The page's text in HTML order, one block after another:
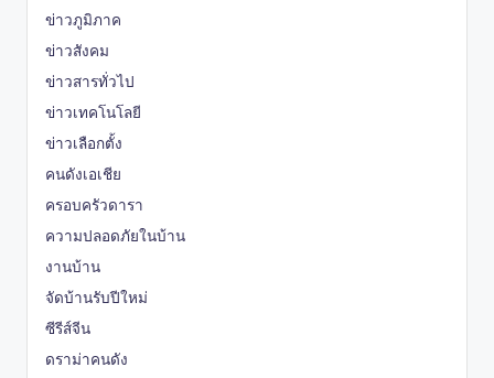
ข่าวภูมิภาค
ข่าวสังคม
ข่าวสารทั่วไป
ข่าวเทคโนโลยี
ข่าวเลือกตั้ง
คนดังเอเชีย
ครอบครัวดารา
ความปลอดภัยในบ้าน
งานบ้าน
จัดบ้านรับปีใหม่
ซีรีส์จีน
ดราม่าคนดัง